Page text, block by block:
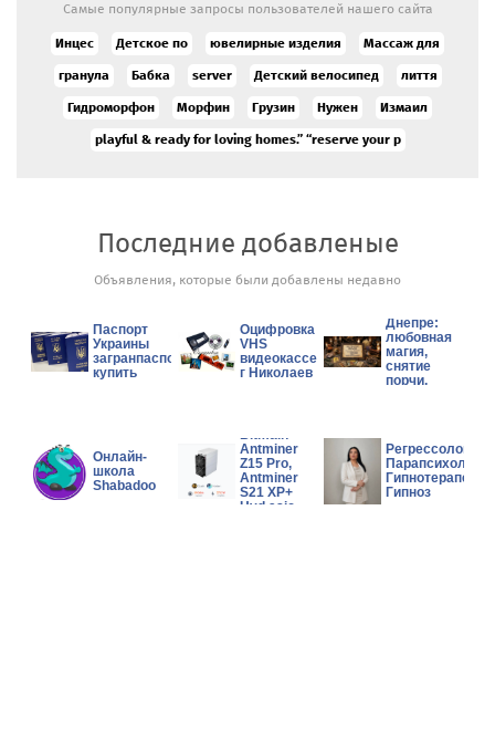
Самые популярные запросы пользователей нашего сайта
Инцес Детское по ювелирные изделия Массаж для
гранула Бабка server Детский велосипед лиття
Гидроморфон Морфин Грузин Нужен Измаил
playful & ready for loving homes.” “reserve your p
Последние добавленые
Объявления, которые были добавлены недавно
Паспорт
Украины
загранпаспорт
купить
Оцифровка
VHS
видеокассет
г Николаев
Сильный
Днепре:
любовная
магия,
снятие
порчи,
Онлайн-
школа
Shabadoo
Bitmain
Antminer
Z15 Pro,
Antminer
S21 XP+
Hyd asic
Регрессолог,
Парапсихолог,
Гипнотерапевт,
Гипноз